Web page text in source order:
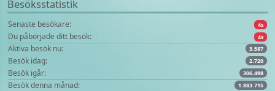
Besöksstatistik
Senaste besökare: 4s
Du påbörjade ditt besök: 4s
Aktiva besök nu: 3.587
Besök idag: 2.720
Besök igår: 306.498
Besök denna månad: 1.883.715